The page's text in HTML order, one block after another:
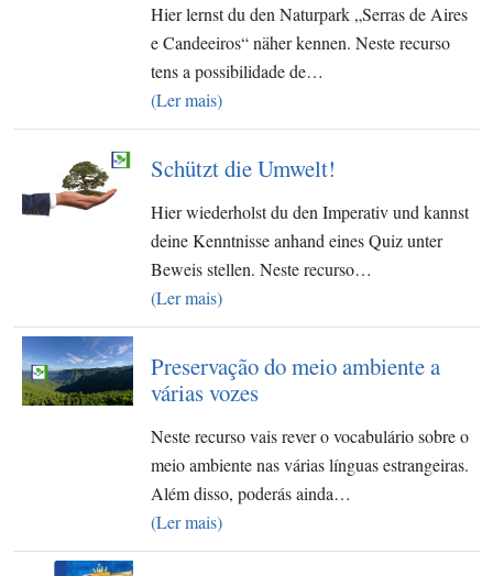
Hier lernst du den Naturpark „Serras de Aires
e Candeeiros“ näher kennen. Neste recurso
tens a possibilidade de…
(Ler mais)
Schützt die Umwelt!
Hier wiederholst du den Imperativ und kannst
deine Kenntnisse anhand eines Quiz unter
Beweis stellen. Neste recurso…
(Ler mais)
Preservação do meio ambiente a
várias vozes
Neste recurso vais rever o vocabulário sobre o
meio ambiente nas várias línguas estrangeiras.
Além disso, poderás ainda…
(Ler mais)